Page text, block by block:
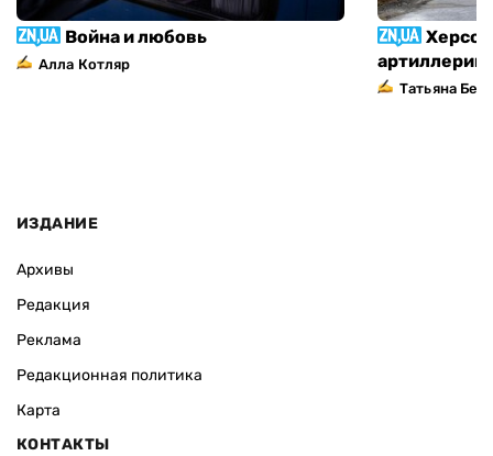
Война и любовь
Алла Котляр
Татьяна
ИЗДАНИЕ
Архивы
Редакция
Реклама
Редакционная политика
Карта
КОНТАКТЫ